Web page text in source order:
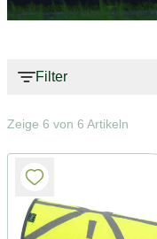
Filter
Zeige 6 von 6 Artikeln